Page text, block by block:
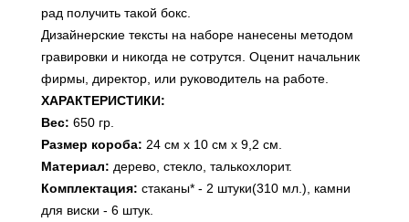
рад получить такой бокс.
Дизайнерские тексты на наборе нанесены методом
гравировки и никогда не сотрутся. Оценит начальник
фирмы, директор, или руководитель на работе.
ХАРАКТЕРИСТИКИ:
Вес: 650 гр.
Размер короба: 24 см х 10 см х 9,2 см.
Материал: дерево, стекло, талькохлорит.
Комплектация: стаканы* - 2 штуки(310 мл.), камни
для виски - 6 штук.